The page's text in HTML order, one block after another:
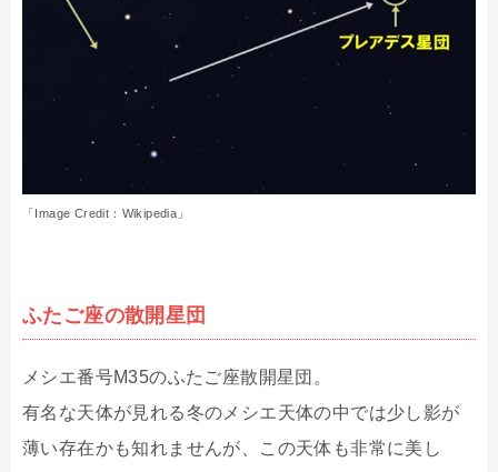
「Image Credit：Wikipedia」
ふたご座の散開星団
メシエ番号M35のふたご座散開星団。
有名な天体が見れる冬のメシエ天体の中では少し影が
薄い存在かも知れませんが、この天体も非常に美し